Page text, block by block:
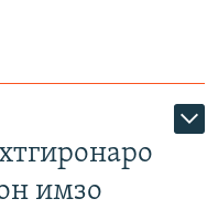
имзо